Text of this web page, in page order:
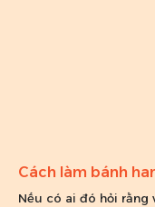
Cách làm bánh
Nếu có ai đó hỏi rằng